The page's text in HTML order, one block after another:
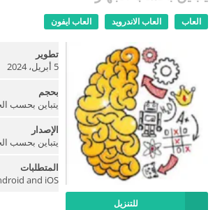
العاب العاب الاندرويد العاب ايفون
للتنزيل
تطوير
5 أبريل، 2024
بحجم
يتباين بحسب
الإصدار
يتباين بحسب
المتطلبات
and iOS